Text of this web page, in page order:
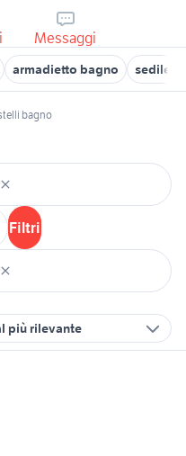
Messaggi
armadietto bagno sedile
bagno
Filtri
più rilevante